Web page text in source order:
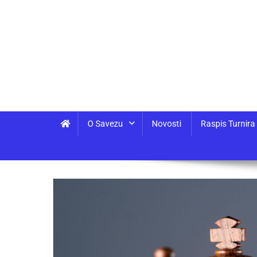
O Savezu Novosti Raspis Turnira